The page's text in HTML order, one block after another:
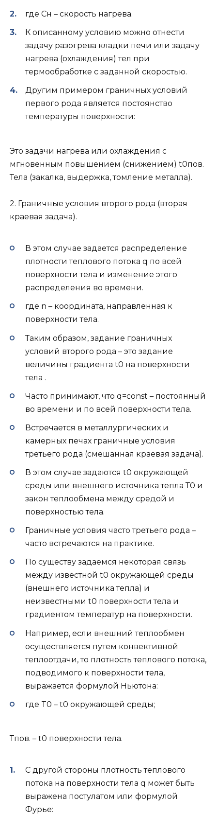
где Сн – скорость нагрева.
К описанному условию можно отнести
задачу разогрева кладки печи или задачу
нагрева (охлаждения) тел при
термообработке с заданной скоростью.
Другим примером граничных условий
первого рода является постоянство
температуры поверхности:
Это задачи нагрева или охлаждения с
мгновенным повышением (снижением) t0пов.
Тела (закалка, выдержка, томление металла).
2. Граничные условия второго рода (вторая
краевая задача).
В этом случае задается распределение
плотности теплового потока q по всей
поверхности тела и изменение этого
распределения во времени.
где n – координата, направленная к
поверхности тела.
Таким образом, задание граничных
условий второго рода – это задание
величины градиента t0 на поверхности
тела .
Часто принимают, что q=const – постоянный
во времени и по всей поверхности тела.
Встречается в металлургических и
камерных печах граничные условия
третьего рода (смешанная краевая задача).
В этом случае задаются t0 окружающей
среды или внешнего источника тепла Т0 и
закон теплообмена между средой и
поверхностью тела.
Граничные условия часто третьего рода –
часто встречаются на практике.
По существу задаемся некоторая связь
между известной t0 окружающей среды
(внешнего источника тепла) и
неизвестными t0 поверхности тела и
градиентом температур на поверхности.
Например, если внешний теплообмен
осуществляется путем конвективной
теплоотдачи, то плотность теплового потока,
подводимого к поверхности тела,
выражается формулой Ньютона:
где T0 – t0 окружающей среды;
Тпов. – t0 поверхности тела.
С другой стороны плотность теплового
потока на поверхности тела q может быть
выражена постулатом или формулой
Фурье: